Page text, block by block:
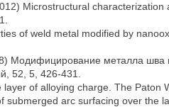
Microstructural
of weld metal modified by
металла шва
52, 5, 426-431.
of alloying charge. The
submerged arc surfacing over